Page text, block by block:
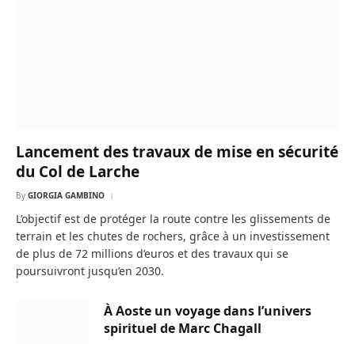
Lancement des travaux de mise en sécurité
du Col de Larche
By GIORGIA GAMBINO
L’objectif est de protéger la route contre les glissements de
terrain et les chutes de rochers, grâce à un investissement
de plus de 72 millions d’euros et des travaux qui se
poursuivront jusqu’en 2030.
À Aoste un voyage dans l’univers
spirituel de Marc Chagall